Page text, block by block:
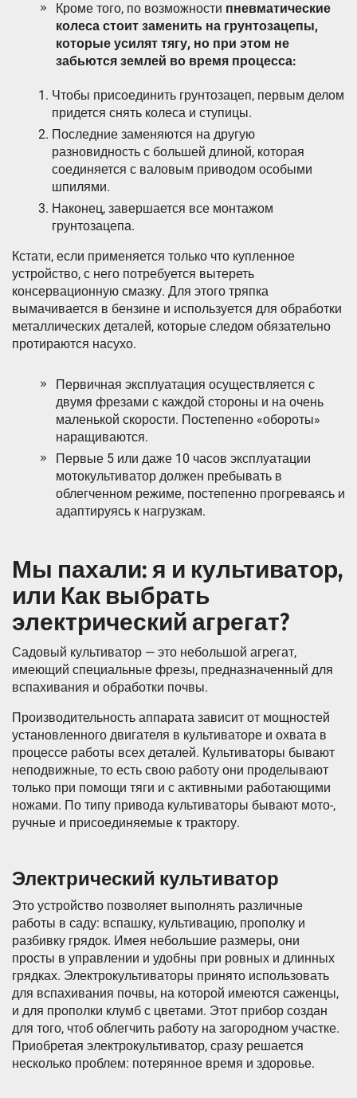
Кроме того, по возможности пневматические
колеса стоит заменить на грунтозацепы,
которые усилят тягу, но при этом не
забьются землей во время процесса:
Чтобы присоединить грунтозацеп, первым делом
придется снять колеса и ступицы.
Последние заменяются на другую
разновидность с большей длиной, которая
соединяется с валовым приводом особыми
шпилями.
Наконец, завершается все монтажом
грунтозацепа.
Кстати, если применяется только что купленное
устройство, с него потребуется вытереть
консервационную смазку. Для этого тряпка
вымачивается в бензине и используется для обработки
металлических деталей, которые следом обязательно
протираются насухо.
Первичная эксплуатация осуществляется с
двумя фрезами с каждой стороны и на очень
маленькой скорости. Постепенно «обороты»
наращиваются.
Первые 5 или даже 10 часов эксплуатации
мотокультиватор должен пребывать в
облегченном режиме, постепенно прогреваясь и
адаптируясь к нагрузкам.
Мы пахали: я и культиватор,
или Как выбрать
электрический агрегат?
Садовый культиватор — это небольшой агрегат,
имеющий специальные фрезы, предназначенный для
вспахивания и обработки почвы.
Производительность аппарата зависит от мощностей
установленного двигателя в культиваторе и охвата в
процессе работы всех деталей. Культиваторы бывают
неподвижные, то есть свою работу они проделывают
только при помощи тяги и с активными работающими
ножами. По типу привода культиваторы бывают мото-,
ручные и присоединяемые к трактору.
Электрический культиватор
Это устройство позволяет выполнять различные
работы в саду: вспашку, культивацию, прополку и
разбивку грядок. Имея небольшие размеры, они
просты в управлении и удобны при ровных и длинных
грядках. Электрокультиваторы принято использовать
для вспахивания почвы, на которой имеются саженцы,
и для прополки клумб с цветами. Этот прибор создан
для того, чтоб облегчить работу на загородном участке.
Приобретая электрокультиватор, сразу решается
несколько проблем: потерянное время и здоровье.